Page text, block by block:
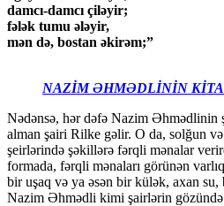
damcı-damcı çiləyir;
fələk tumu ələyir,
mən də, bostan əkirəm;”
NAZİM ƏHMƏDLİNİN
Nədənsə, hər dəfə Nazim Əhmədlinin
alman şairi Rilke gəlir. O da, solğun
şeirlərində şəkillərə fərqli mənalar
formada, fərqli mənaları görünən
bir uşaq və ya əsən bir külək, axan
Nazim Əhmədli kimi şairlərin